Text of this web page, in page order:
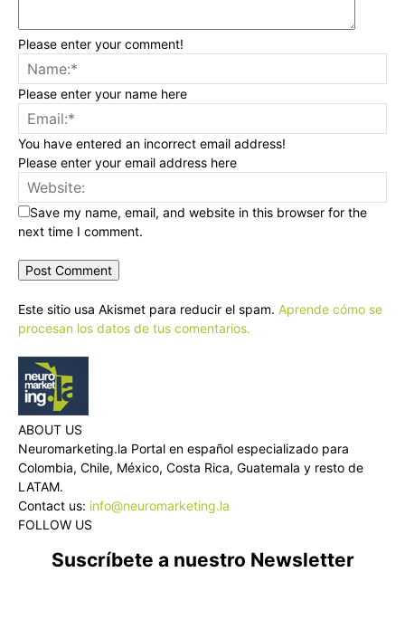
Please enter your comment!
Please enter your name here
You have entered an incorrect email address!
Please enter your email address here
Save my name, email, and website in this browser for the
next time I comment.
Este sitio usa Akismet para reducir el spam. Aprende cómo se
procesan los datos de tus comentarios.
ABOUT US
Neuromarketing.la Portal en español especializado para
Colombia, Chile, México, Costa Rica, Guatemala y resto de
LATAM.
Contact us: info@neuromarketing.la
FOLLOW US
Suscríbete a nuestro Newsletter